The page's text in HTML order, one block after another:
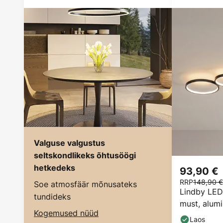
Valguse valgustus
seltskondlikeks õhtusöögi
hetkedeks
Soe atmosfäär mõnusateks
tundideks
Kogemused nüüd
Lindby
must,
93,90 €
RRP148,90 €
Laos